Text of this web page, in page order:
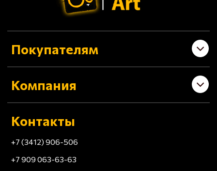
Покупателям
Компания
Контакты
+7 (3412) 906-506
+7 909 063-63-63